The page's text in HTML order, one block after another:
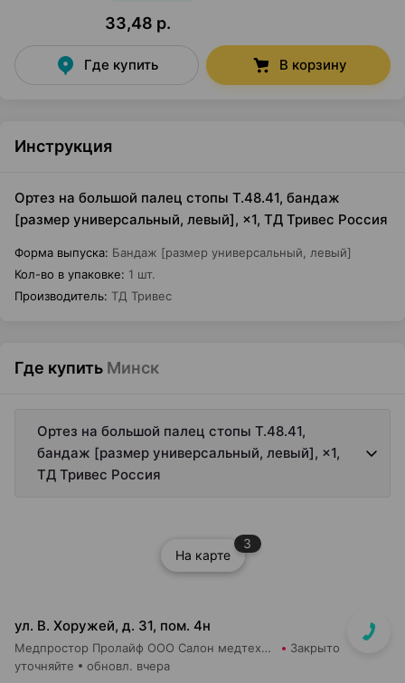
33,48 р.
Где купить В корзину
Инструкция
Ортез на большой палец стопы Т.48.41, бандаж
[размер универсальный, левый], ×1, ТД Тривес Россия
Форма выпуска: Бандаж [размер универсальный, левый]
Кол-во в упаковке: 1 шт.
Производитель: ТД Тривес
Где купить Минск
Ортез на большой палец стопы Т.48.41,
бандаж [размер универсальный, левый], ×1,
ТД Тривес Россия
На карте
3
ул. В. Хоружей, д. 31, пом. 4н
Медпростор Пролайф ООО Салон медтехники и ортопедии №51 Закрыто
уточняйте обновл. вчера